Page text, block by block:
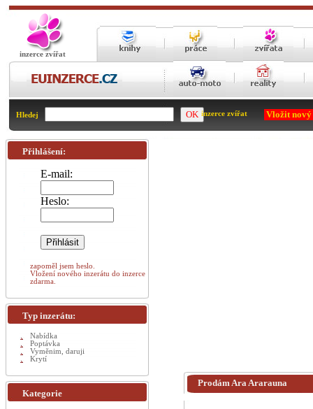
inzerce zvířat
Hledej inzerce zvířat Vložit
Prodám Ara Ararauna
Přihlášení:
E-mail:
Heslo:
zapoměl jsem heslo.
Vložení nového inzerátu do inzerce
zdarma.
Typ inzerátu:
Nabídka
Poptávka
Vyměnim, daruji
Krytí
Kategorie